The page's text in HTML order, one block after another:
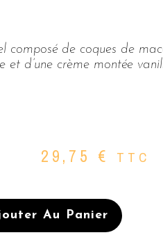
composé de coques de
et d’une crème montée
29,75 € TTC
Au Panier